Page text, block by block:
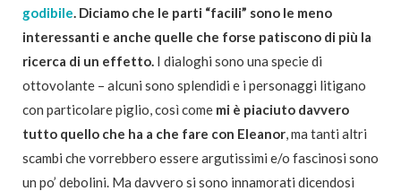
godibile. Diciamo che le parti “facili” sono le meno
interessanti e anche quelle che forse patiscono di più la
ricerca di un effetto. I dialoghi sono una specie di
ottovolante – alcuni sono splendidi e i personaggi litigano
con particolare piglio, così come mi è piaciuto davvero
tutto quello che ha a che fare con Eleanor, ma tanti altri
scambi che vorrebbero essere argutissimi e/o fascinosi sono
un po’ debolini. Ma davvero si sono innamorati dicendosi